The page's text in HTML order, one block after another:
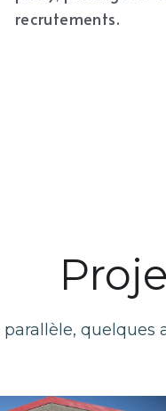
recrutements.
parallèle, quelques